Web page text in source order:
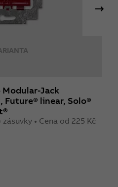
Jack
Future® linear, Solo®
• Cena od 225 Kč